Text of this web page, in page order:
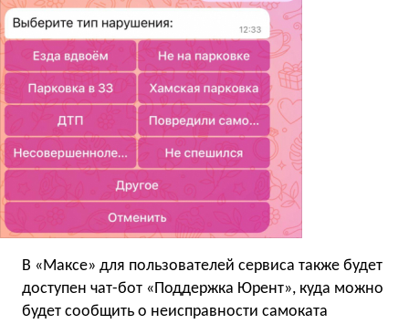
В «Максе» для пользователей сервиса также будет
доступен чат-бот «Поддержка Юрент», куда можно
будет сообщить о неисправности самоката